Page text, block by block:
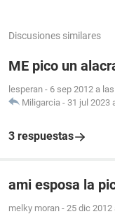
Discusiones similares
ME pico un
lesperan - 6 sep 2012 a
Miligarcia - 31 jul 2023
3 respuestas
ami esposa la
melky moran - 25 dic 2012